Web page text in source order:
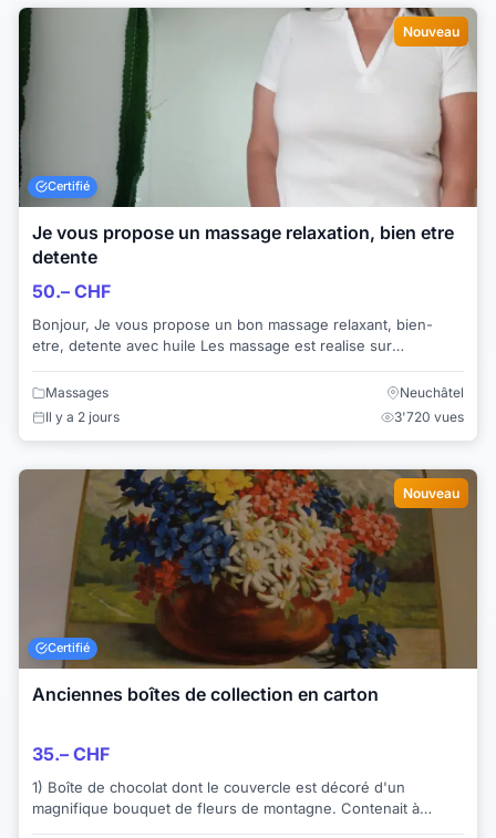
Nouveau
Certifié
Je vous propose un massage relaxation, bien etre
detente
50.– CHF
Bonjour, Je vous propose un bon massage relaxant, bien-
etre, detente avec huile Les massage est realise sur
l'ensemble des corps Je vous rec...
Massages
Neuchâtel
Il y a 2 jours
3'720 vues
Nouveau
Certifié
Anciennes boîtes de collection en carton
35.– CHF
1) Boîte de chocolat dont le couvercle est décoré d'un
magnifique bouquet de fleurs de montagne. Contenait à